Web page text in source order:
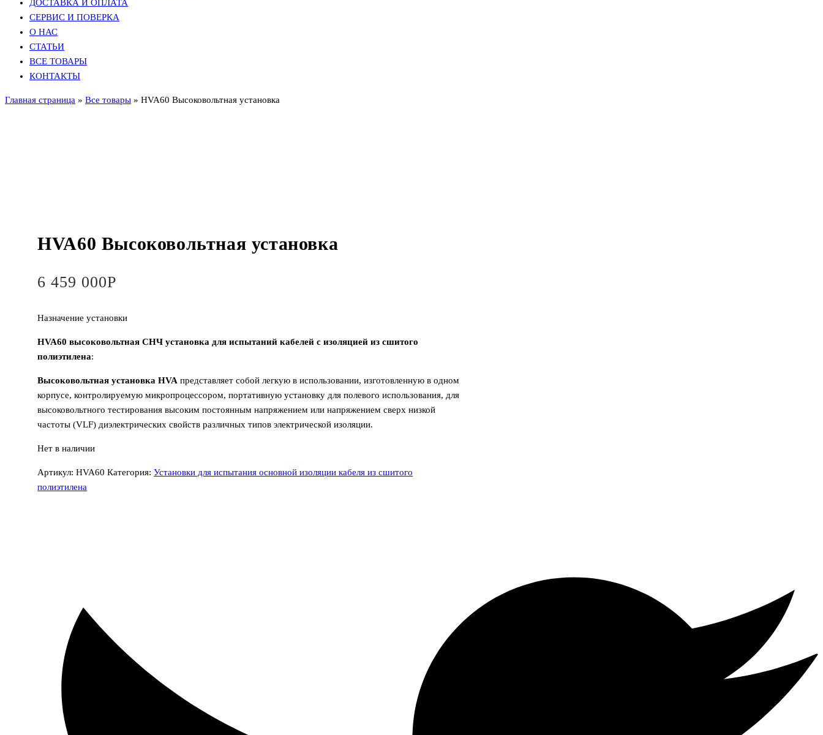
ДОСТАВКА И ОПЛАТА
СЕРВИС И ПОВЕРКА
О НАС
СТАТЬИ
ВСЕ ТОВАРЫ
КОНТАКТЫ
Главная страница » Все товары » HVA60 Высоковольтная установка
HVA60 Высоковольтная установка
6 459 000Р
Назначение установки
HVA60 высоковольтная СНЧ установка для испытаний кабелей с изоляцией из сшитого
полиэтилена:
Высоковольтная установка HVA представляет собой легкую в использовании, изготовленную в одном
корпусе, контролируемую микропроцессором, портативную установку для полевого использования, для
высоковольтного тестирования высоким постоянным напряжением или напряжением сверх низкой
частоты (VLF) диэлектрических свойств различных типов электрической изоляции.
Нет в наличии
Артикул:HVA60 Категория:Установки для испытания основной изоляции кабеля из сшитого
полиэтилена